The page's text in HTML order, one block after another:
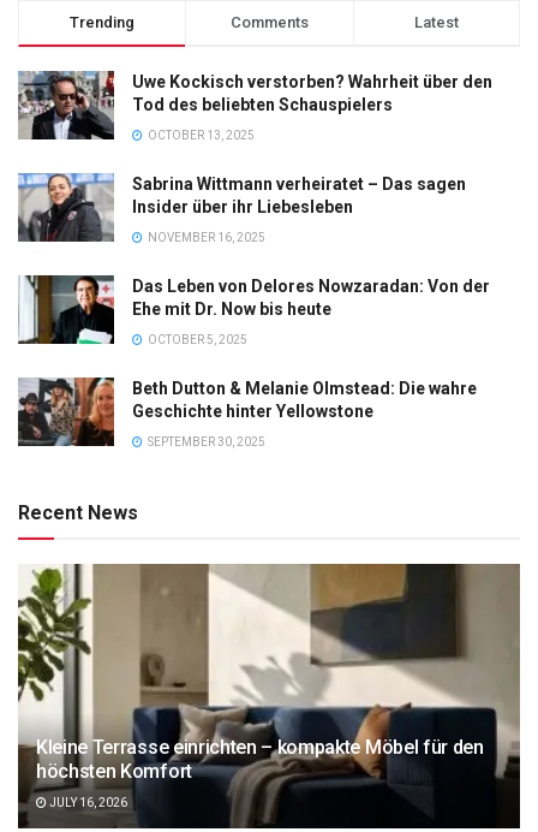
Trending Comments Latest
Uwe Kockisch verstorben? Wahrheit über den
Tod des beliebten Schauspielers
OCTOBER 13, 2025
Sabrina Wittmann verheiratet – Das sagen
Insider über ihr Liebesleben
NOVEMBER 16, 2025
Das Leben von Delores Nowzaradan: Von der
Ehe mit Dr. Now bis heute
OCTOBER 5, 2025
Beth Dutton & Melanie Olmstead: Die wahre
Geschichte hinter Yellowstone
SEPTEMBER 30, 2025
Recent News
Kleine Terrasse einrichten – kompakte Möbel für den
höchsten Komfort
JULY 16, 2026